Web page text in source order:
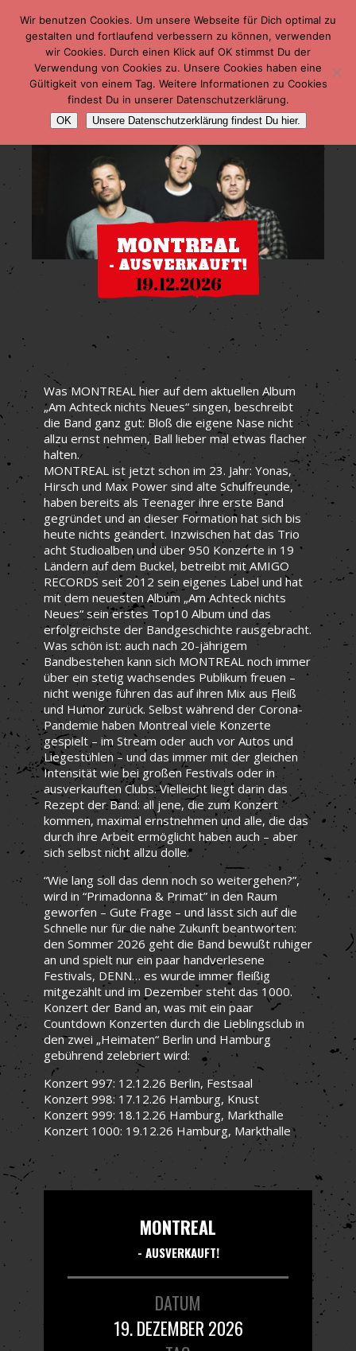
MONTREAL
- AUSVERKAUFT!
19.12.2026
Was MONTREAL hier auf dem aktuellen Album
„Am Achteck nichts Neues“ singen, beschreibt
die Band ganz gut: Bloß die eigene Nase nicht
allzu ernst nehmen, Ball lieber mal etwas flacher
halten.
MONTREAL ist jetzt schon im 23. Jahr: Yonas,
Hirsch und Max Power sind alte Schulfreunde,
haben bereits als Teenager ihre erste Band
gegründet und an dieser Formation hat sich bis
heute nichts geändert. Inzwischen hat das Trio
acht Studioalben und über 950 Konzerte in 19
Ländern auf dem Buckel, betreibt mit AMIGO
RECORDS seit 2012 sein eigenes Label und hat
mit dem neuesten Album „Am Achteck nichts
Neues“ sein erstes Top10 Album und das
erfolgreichste der Bandgeschichte rausgebracht.
Was schön ist: auch nach 20-jährigem
Bandbestehen kann sich MONTREAL noch immer
über ein stetig wachsendes Publikum freuen –
nicht wenige führen das auf ihren Mix aus Fleiß
und Humor zurück. Selbst während der Corona-
Pandemie haben Montreal viele Konzerte
gespielt – im Stream oder auch vor Autos und
Liegestühlen – und das immer mit der gleichen
Intensität wie bei großen Festivals oder in
ausverkauften Clubs. Vielleicht liegt darin das
Rezept der Band: all jene, die zum Konzert
kommen, maximal ernstnehmen und alle, die das
durch ihre Arbeit ermöglicht haben auch – aber
sich selbst nicht allzu dolle.
“Wie lang soll das denn noch so weitergehen?”,
wird in “Primadonna & Primat” in den Raum
geworfen – Gute Frage – und lässt sich auf die
Schnelle nur für die nahe Zukunft beantworten:
den Sommer 2026 geht die Band bewußt ruhiger
an und spielt nur ein paar handverlesene
Festivals, DENN… es wurde immer fleißig
mitgezählt und im Dezember steht das 1000.
Konzert der Band an, was mit ein paar
Countdown Konzerten durch die Lieblingsclub in
den zwei „Heimaten“ Berlin und Hamburg
gebührend zelebriert wird:
Konzert 997: 12.12.26 Berlin, Festsaal
Konzert 998: 17.12.26 Hamburg, Knust
Konzert 999: 18.12.26 Hamburg, Markthalle
Konzert 1000: 19.12.26 Hamburg, Markthalle
MONTREAL
- AUSVERKAUFT!
DATUM
19. DEZEMBER 2026
Wir benutzen Cookies. Um unsere Webseite für Dich optimal zu
gestalten und fortlaufend verbessern zu können, verwenden
wir Cookies. Durch einen Klick auf OK stimmst Du der
Verwendung von Cookies zu. Unsere Cookies haben eine
Gültigkeit von einem Tag. Weitere Informationen zu Cookies
findest Du in unserer Datenschutzerklärung.
OK Unsere Datenschutzerklärung findest Du hier.